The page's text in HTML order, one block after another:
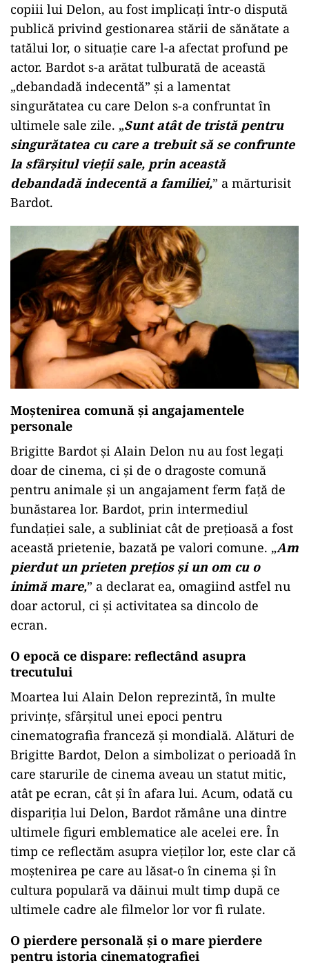
copiii lui Delon, au fost implicați într-o dispută
publică privind gestionarea stării de sănătate a
tatălui lor, o situație care l-a afectat profund pe
actor. Bardot s-a arătat tulburată de această
„debandadă indecentă” și a lamentat
singurătatea cu care Delon s-a confruntat în
ultimele sale zile. „Sunt atât de tristă pentru
singurătatea cu care a trebuit să se confrunte
la sfârșitul vieții sale, prin această
debandadă indecentă a familiei,” a mărturisit
Bardot.
Moștenirea comună și angajamentele
personale
Brigitte Bardot și Alain Delon nu au fost legați
doar de cinema, ci și de o dragoste comună
pentru animale și un angajament ferm față de
bunăstarea lor. Bardot, prin intermediul
fundației sale, a subliniat cât de prețioasă a fost
această prietenie, bazată pe valori comune. „Am
pierdut un prieten prețios și un om cu o
inimă mare,” a declarat ea, omagiind astfel nu
doar actorul, ci și activitatea sa dincolo de
ecran.
O epocă ce dispare: reflectând asupra
trecutului
Moartea lui Alain Delon reprezintă, în multe
privințe, sfârșitul unei epoci pentru
cinematografia franceză și mondială. Alături de
Brigitte Bardot, Delon a simbolizat o perioadă în
care starurile de cinema aveau un statut mitic,
atât pe ecran, cât și în afara lui. Acum, odată cu
dispariția lui Delon, Bardot rămâne una dintre
ultimele figuri emblematice ale acelei ere. În
timp ce reflectăm asupra vieților lor, este clar că
moștenirea pe care au lăsat-o în cinema și în
cultura populară va dăinui mult timp după ce
ultimele cadre ale filmelor lor vor fi rulate.
O pierdere personală și o mare pierdere
pentru istoria cinematografiei